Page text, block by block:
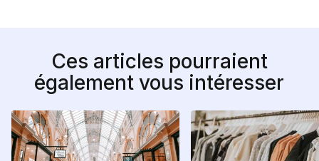
Ces articles pourraient
également vous intéresser